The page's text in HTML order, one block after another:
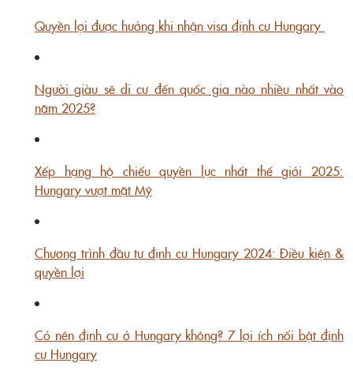
Quyền lợi được hưởng khi nhận visa định cư Hungary
Người giàu sẽ di cư đến quốc gia nào nhiều nhất vào
năm 2025?
Xếp hạng hộ chiếu quyền lực nhất thế giới 2025:
Hungary vượt mặt Mỹ
Chương trình đầu tư định cư Hungary 2024: Điều kiện &
quyền lợi
Có nên định cư ở Hungary không? 7 lợi ích nổi bật định
cư Hungary